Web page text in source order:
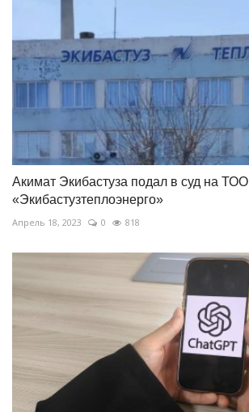
Акимат Экибастуза подал в суд на ТОО
«Экибастузтеплоэнерго»
Апрель 18, 2023 0 818